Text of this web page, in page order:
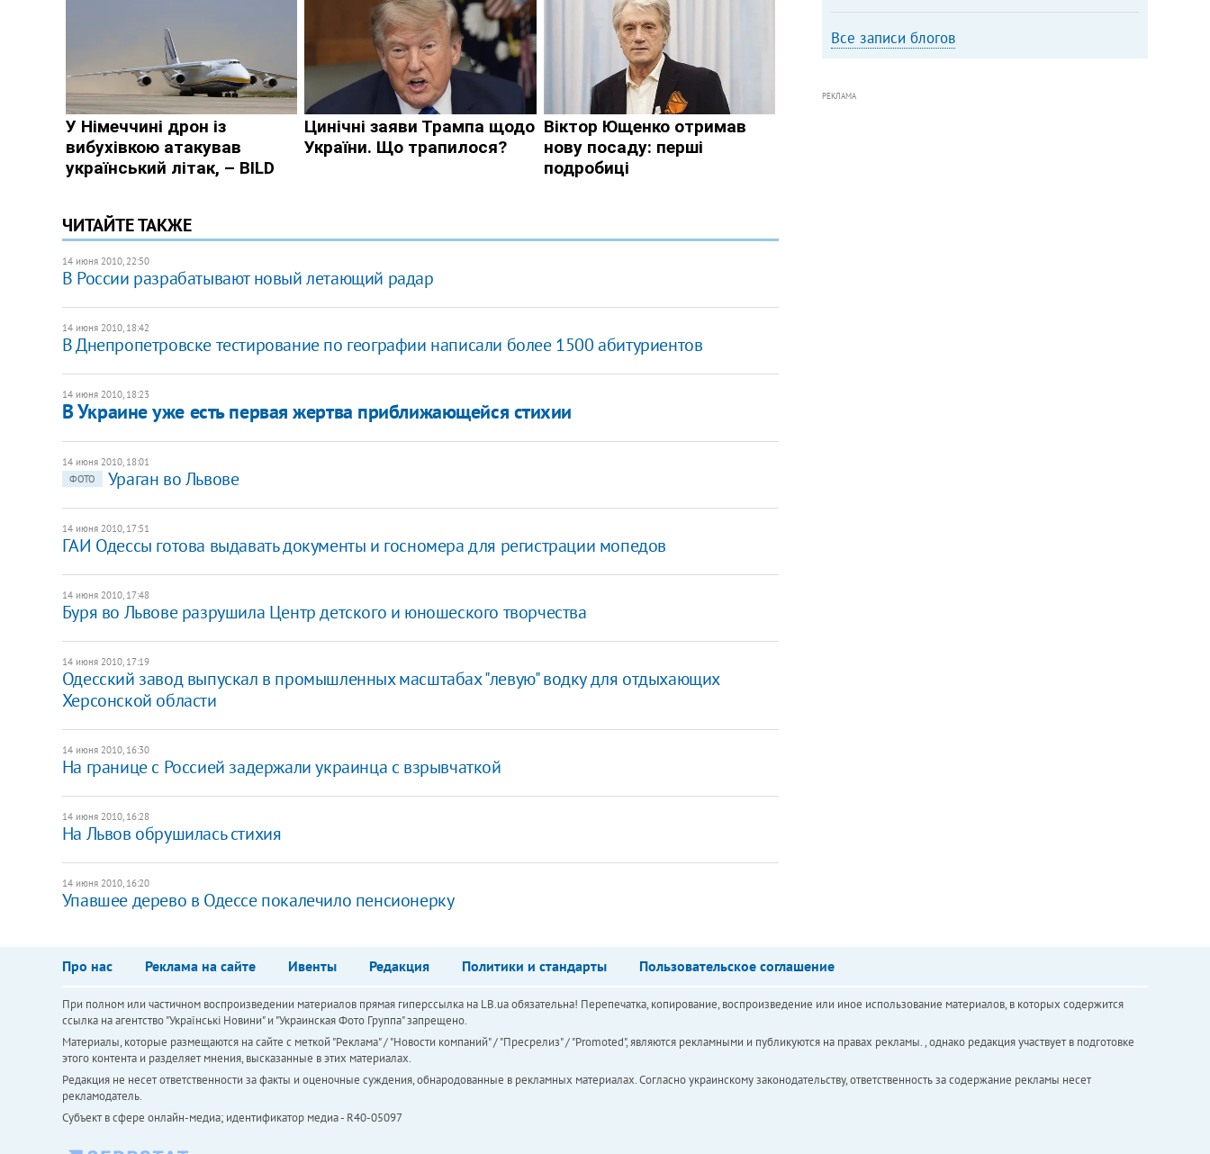
ЧИТАЙТЕ ТАКЖЕ
14 июня 2010, 22:50
В России разрабатывают новый летающий радар
14 июня 2010, 18:42
В Днепропетровске тестирование по географии написали более 1500 абитуриентов
14 июня 2010, 18:23
В Украине уже есть первая жертва приближающейся стихии
14 июня 2010, 18:01
ФОТО
Ураган во Львове
14 июня 2010, 17:51
ГАИ Одессы готова выдавать документы и госномера для регистрации мопедов
14 июня 2010, 17:48
Буря во Львове разрушила Центр детского и юношеского творчества
14 июня 2010, 17:19
Одесский завод выпускал в промышленных масштабах "левую" водку для отдыхающих
Херсонской области
14 июня 2010, 16:30
На границе с Россией задержали украинца с взрывчаткой
14 июня 2010, 16:28
На Львов обрушилась стихия
14 июня 2010, 16:20
Упавшее дерево в Одессе покалечило пенсионерку
Все записи блогов
РЕКЛАМА
Про нас Реклама на сайте Ивенты Редакция Политики и стандарты Пользовательское соглашение
При полном или частичном воспроизведении материалов прямая гиперссылка на LB.ua обязательна! Перепечатка, копирование, воспроизведение или иное использование материалов, в которых содержится
ссылка на агентство "Українськi Новини" и "Украинская Фото Группа" запрещено.
Материалы, которые размещаются на сайте с меткой "Реклама" / "Новости компаний" / "Пресрелиз" / "Promoted", являются рекламными и публикуются на правах рекламы. , однако редакция участвует в подготовке
этого контента и разделяет мнения, высказанные в этих материалах.
Редакция не несет ответственности за факты и оценочные суждения, обнародованные в рекламных материалах. Согласно украинскому законодательству, ответственность за содержание рекламы несет
рекламодатель.
Субъект в сфере онлайн-медиа; идентификатор медиа - R40-05097